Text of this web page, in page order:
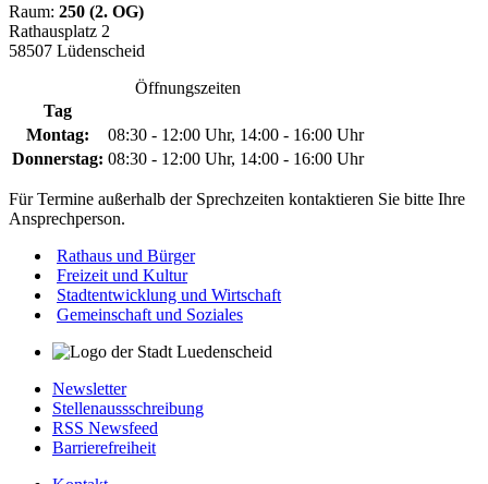
Raum: 250 (2. OG)
Rathausplatz 2
58507 Lüdenscheid
Öffnungszeiten
Tag
Montag:
08:30 - 12:00 Uhr, 14:00 - 16:00 Uhr
Donnerstag: 08:30 - 12:00 Uhr, 14:00 - 16:00 Uhr
Für Termine außerhalb der Sprechzeiten kontaktieren Sie bitte Ihre
Ansprechperson.
Rathaus und Bürger
Freizeit und Kultur
Stadtentwicklung und Wirtschaft
Gemeinschaft und Soziales
Newsletter
Stellenaussschreibung
RSS Newsfeed
Barrierefreiheit